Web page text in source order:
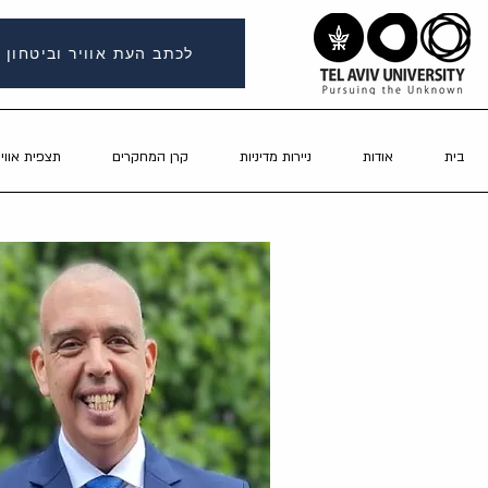
לכתב העת אוויר וביטחון
בית אודות ניירות מדיניות קרן המחקרים תצפית